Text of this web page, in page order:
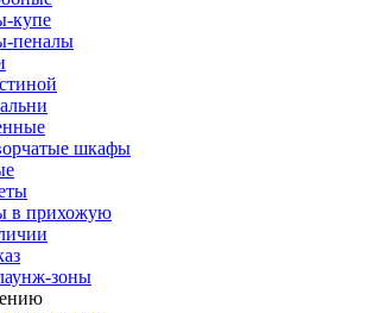
купе
пеналы
шкафы
в прихожую
зоны